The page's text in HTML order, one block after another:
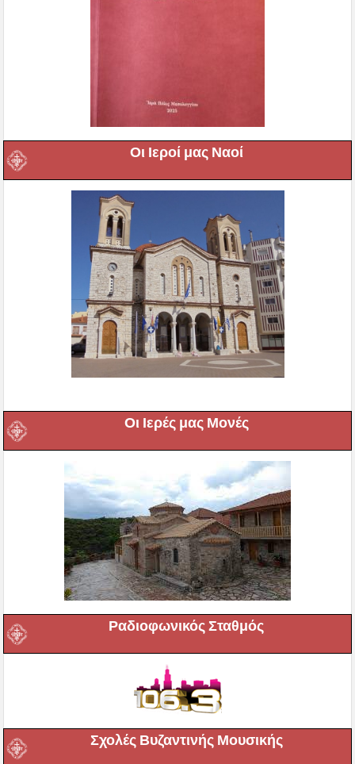
Οι Ιεροί μας Ναοί
Οι Ιερές μας Μονές
Ραδιοφωνικός Σταθμός
Σχολές Βυζαντινής Μουσικής